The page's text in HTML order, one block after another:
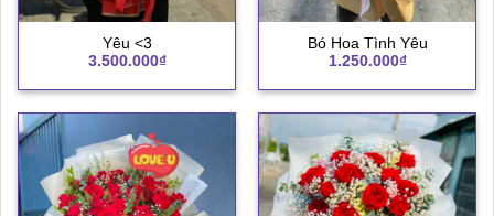
Yêu <3
3.500.000₫
Bó Hoa Tình Yêu
1.250.000₫